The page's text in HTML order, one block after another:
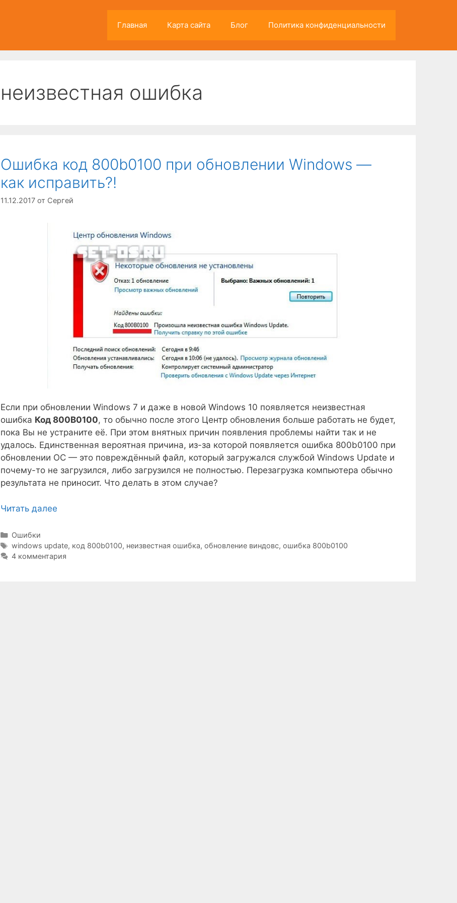
Главная Карта сайта Блог Политика конфиденциальности
неизвестная ошибка
Ошибка код 800b0100 при обновлении Windows —
как исправить?!
11.12.2017 от Сергей
Если при обновлении Windows 7 и даже в новой Windows 10 появляется неизвестная
ошибка Код 800B0100, то обычно после этого Центр обновления больше работать не будет,
пока Вы не устраните её. При этом внятных причин появления проблемы найти так и не
удалось. Единственная вероятная причина, из-за которой появляется ошибка 800b0100 при
обновлении ОС — это повреждённый файл, который загружался службой Windows Update и
почему-то не загрузился, либо загрузился не полностью. Перезагрузка компьютера обычно
результата не приносит. Что делать в этом случае?
Читать далее
Рубрики
Ошибки
Метки
windows update, код 800b0100, неизвестная ошибка, обновление виндовс, ошибка 800b0100
4 комментария